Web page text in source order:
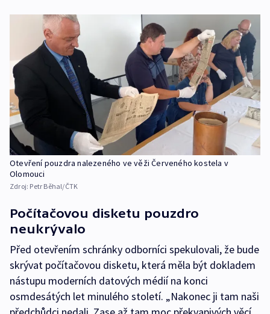
Otevření pouzdra nalezeného ve věži Červeného kostela v
Olomouci
Zdroj: Petr Běhal/ČTK
Počítačovou disketu pouzdro
neukrývalo
Před otevřením schránky odborníci spekulovali, že bude
skrývat počítačovou disketu, která měla být dokladem
nástupu moderních datových médií na konci
osmdesátých let minulého století. „Nakonec ji tam naši